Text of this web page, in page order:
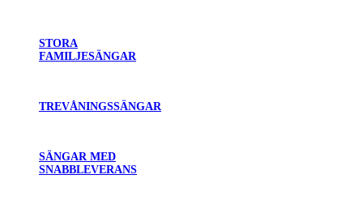
STORA
FAMILJESÄNGAR
TREVÅNINGSSÄNGAR
SÄNGAR MED
SNABBLEVERANS